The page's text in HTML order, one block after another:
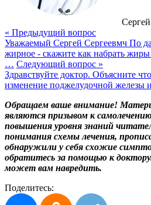
« Предыдущий вопрос
Уважаемый Сергей Сергеевмч По
жирное - скажите как набрать жиры
… Следующий вопрос »
Здравствуйте доктор. Объясните
изменение поджелудочной железы
Обращаем ваше внимание!
являются призывом к
повышения уровня знаний
понимания схемы лечения,
обнаружили у себя схожие
обратитесь за помощью к
может вам навредить.
Поделитесь: